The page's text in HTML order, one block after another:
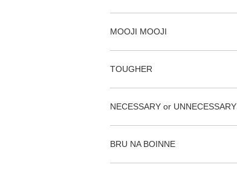
MOOJI MOOJI
TOUGHER
NECESSARY or UNNECESSARY
BRU NA BOINNE